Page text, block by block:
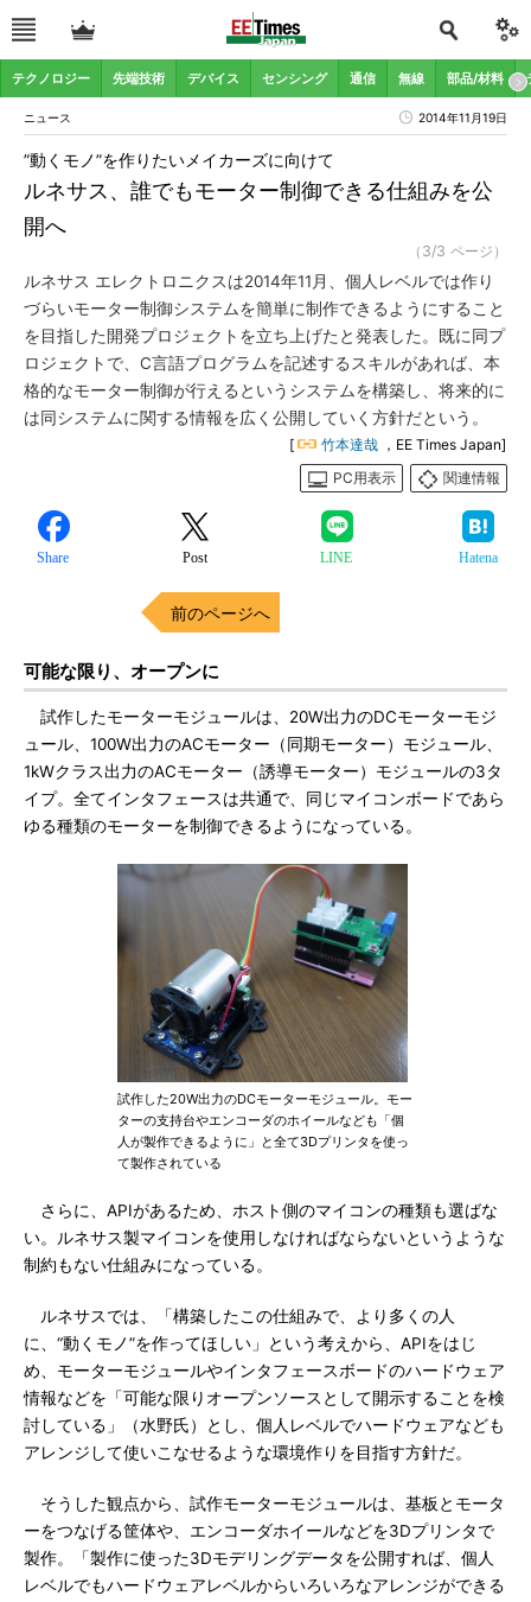
テクノロジー 先端技術 デバイス センシング 通信 無線 部品/材料
ニュース 2014年11月19日
ルネサス、誰でもモーター制御できる仕組みを公
開へ
”動くモノ”を作りたいメイカーズに向けて
（3/3 ページ）
ルネサス エレクトロニクスは2014年11月、個人レベルでは作り
づらいモーター制御システムを簡単に制作できるようにすること
を目指した開発プロジェクトを立ち上げたと発表した。既に同プ
ロジェクトで、C言語プログラムを記述するスキルがあれば、本
格的なモーター制御が行えるというシステムを構築し、将来的に
は同システムに関する情報を広く公開していく方針だという。
[ 竹本達哉 ，EE Times Japan]
PC用表示
関連情報
Share Post LINE Hatena
前のページへ
可能な限り、オープンに
試作したモーターモジュールは、20W出力のDCモーターモジ
ュール、100W出力のACモーター（同期モーター）モジュール、
1kWクラス出力のACモーター（誘導モーター）モジュールの3タ
イプ。全てインタフェースは共通で、同じマイコンボードであら
ゆる種類のモーターを制御できるようになっている。
試作した20W出力のDCモーターモジュール。モー
ターの支持台やエンコーダのホイールなども「個
人が製作できるように」と全て3Dプリンタを使っ
て製作されている
さらに、APIがあるため、ホスト側のマイコンの種類も選ばな
い。ルネサス製マイコンを使用しなければならないというような
制約もない仕組みになっている。
ルネサスでは、「構築したこの仕組みで、より多くの人
に、“動くモノ”を作ってほしい」という考えから、APIをはじ
め、モーターモジュールやインタフェースボードのハードウェア
情報などを「可能な限りオープンソースとして開示することを検
討している」（水野氏）とし、個人レベルでハードウェアなども
アレンジして使いこなせるような環境作りを目指す方針だ。
そうした観点から、試作モーターモジュールは、基板とモータ
ーをつなげる筐体や、エンコーダホイールなどを3Dプリンタで
製作。「製作に使った3Dモデリングデータを公開すれば、個人
レベルでもハードウェアレベルからいろいろなアレンジができる